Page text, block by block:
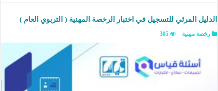
الدليل المرئي للتسجيل في اختبار الرخصة المهنية ( التربوي العام )
رخصة مهنية 305